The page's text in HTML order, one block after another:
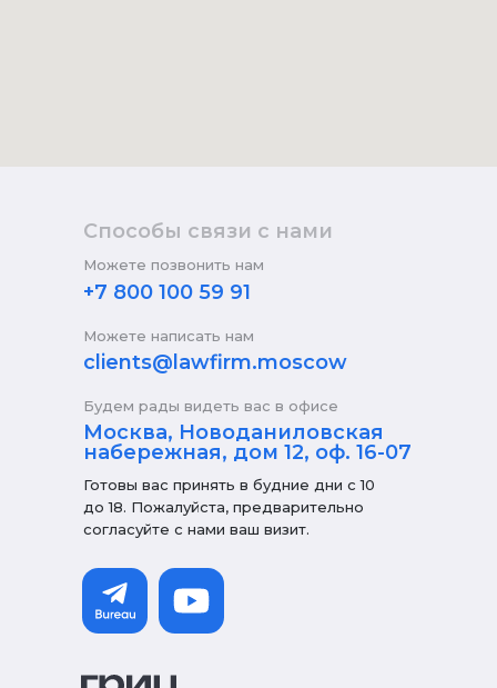
+7 800 100 59 91
Способы связи с нами
Москва, Новоданиловская
набережная, дом 12, оф. 16-07
clients@lawfirm.moscow
Можете позвонить нам
Будем рады видеть вас в офисе
Можете написать нам
Готовы вас принять в будние дни с 10
до 18. Пожалуйста, предварительно
согласуйте с нами ваш визит.